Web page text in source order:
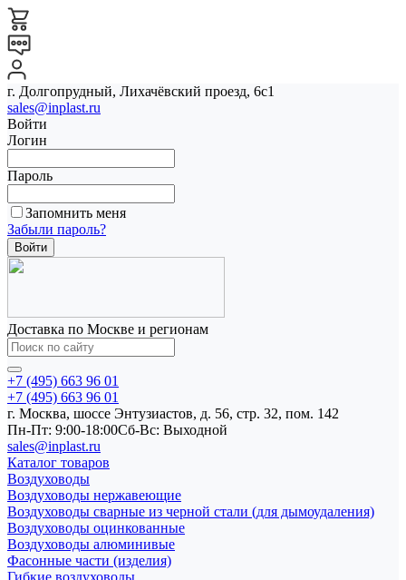
г. Долгопрудный, Лихачёвский проезд, 6с1
sales@inplast.ru
Войти
Логин
Пароль
Запомнить меня
Забыли пароль?
Доставка по Москве и регионам
+7 (495) 663 96 01
+7 (495) 663 96 01
г. Москва, шоссе Энтузиастов, д. 56, стр. 32, пом. 142
Пн-Пт: 9:00-18:00Cб-Вс: Выходной
sales@inplast.ru
Каталог товаров
Воздуховоды
Воздуховоды нержавеющие
Воздуховоды сварные из черной стали (для дымоудаления)
Воздуховоды оцинкованные
Воздуховоды алюминивые
Фасонные части (изделия)
Гибкие воздуховоды